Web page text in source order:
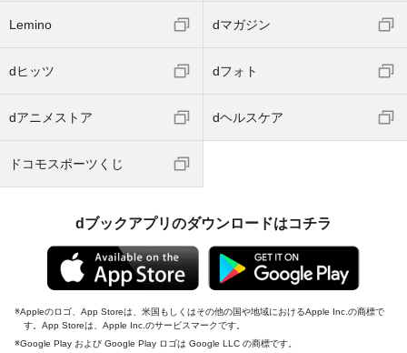
Lemino dマガジン
dヒッツ dフォト
dアニメストア dヘルスケア
ドコモスポーツくじ
dブックアプリのダウンロードはコチラ
Appleのロゴ、App Storeは、米国もしくはその他の国や地域におけるApple Inc.の商標で
す。App Storeは、Apple Inc.のサービスマークです。
Google Play および Google Play ロゴは Google LLC の商標です。